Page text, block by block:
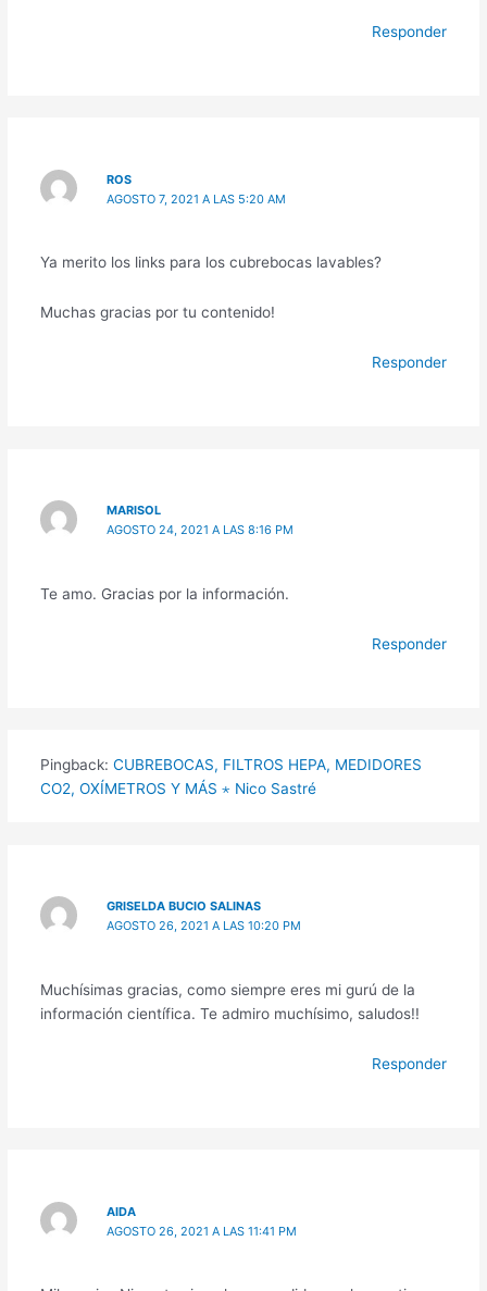
Responder
ROS
AGOSTO 7, 2021 A LAS 5:20 AM
Ya merito los links para los cubrebocas lavables?
Muchas gracias por tu contenido!
Responder
MARISOL
AGOSTO 24, 2021 A LAS 8:16 PM
Te amo. Gracias por la información.
Responder
Pingback: CUBREBOCAS, FILTROS HEPA, MEDIDORES
CO2, OXÍMETROS Y MÁS ⋆ Nico Sastré
GRISELDA BUCIO SALINAS
AGOSTO 26, 2021 A LAS 10:20 PM
Muchísimas gracias, como siempre eres mi gurú de la
información científica. Te admiro muchísimo, saludos!!
Responder
AIDA
AGOSTO 26, 2021 A LAS 11:41 PM